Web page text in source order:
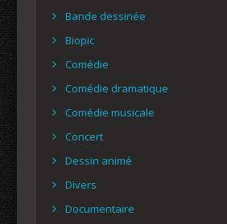
Bande dessinée
Biopic
Comédie
Comédie dramatique
Comédie musicale
Concert
Dessin animé
Divers
Documentaire